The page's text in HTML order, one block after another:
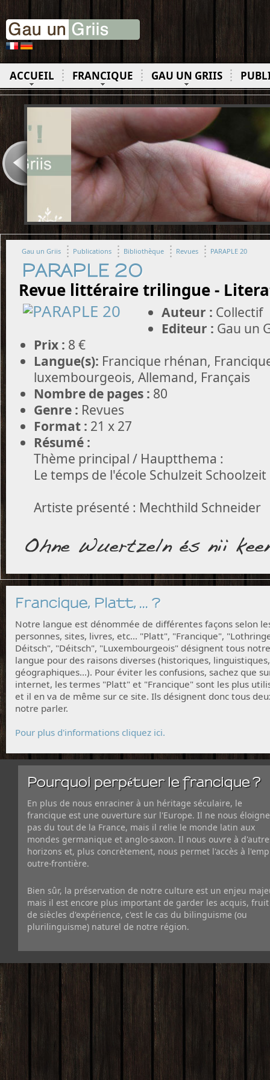
ACCUEIL FRANCIQUE GAU UN GRIIS
Gau un Griis Publications Bibliothèque Revues PARAPLE 20
PARAPLE 20
Revue littéraire trilingue -
Auteur : Collectif
Editeur : Gau un
Prix : 8 €
Langue(s): Francique rhénan,
luxembourgeois, Allemand, Français
Nombre de pages : 80
Genre : Revues
Format : 21 x 27
Résumé :
Thème principal / Hauptthema :
Le temps de l'école Schulzeit Schoolzeit
Artiste présenté : Mechthild Schneider
Francique, Platt, ... ?
Notre langue est dénommée de différentes façons selon
personnes, sites, livres, etc... "Platt", "Francique",
Déitsch", "Déitsch", "Luxembourgeois" désignent tous notre
langue pour des raisons diverses (historiques, linguistiques,
géographiques...). Pour éviter les confusions, sachez que
internet, les termes "Platt" et "Francique" sont les plus
et il en va de même sur ce site. Ils désignent donc tous
notre parler.
Pour plus d'informations cliquez ici.
Pourquoi perpétuer le francique ?
En plus de nous enraciner à un héritage séculaire, le
francique est une ouverture sur l'Europe. Il ne nous éloigne
pas du tout de la France, mais il relie le monde latin aux
mondes germanique et anglo-saxon. Il nous ouvre à
horizons et, plus concrètement, nous permet l'accès à
outre-frontière.
Bien sûr, la préservation de notre culture est un enjeu
mais il est encore plus important de garder les acquis, fruit
de siècles d'expérience, c'est le cas du bilinguisme (ou
plurilinguisme) naturel de notre région.